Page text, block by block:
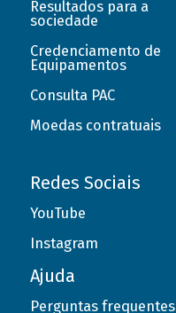
Resultados para a
sociedade
Credenciamento de
Equipamentos
Consulta PAC
Moedas contratuais
Redes Sociais
YouTube
Instagram
Ajuda
Perguntas frequentes